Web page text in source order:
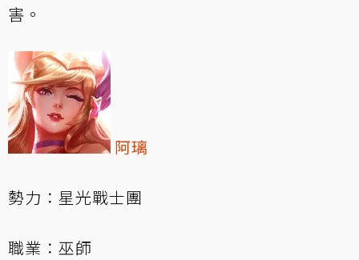
害。
阿璃
勢力：星光戰士團
職業：巫師